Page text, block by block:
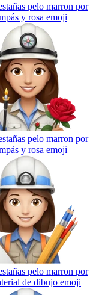
pelo marron por
y rosa emoji
pelo marron por
y rosa emoji
pelo marron por
de dibujo emoji